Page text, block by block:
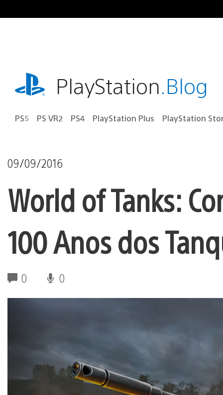
para
playstation.comPlayStation.Blog
PS5 PS VR2 PS4 PlayStation Plus PlayStation
09/09/2016
World of Tanks:
100 Anos dos
0 0